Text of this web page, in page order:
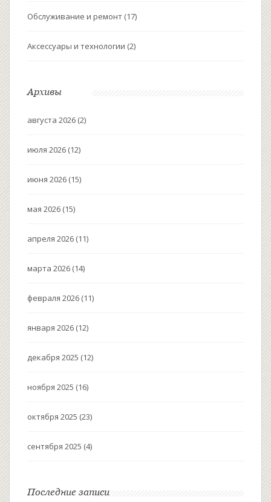
Обслуживание и ремонт (17)
Аксессуары и технологии (2)
Архивы
августа 2026 (2)
июля 2026 (12)
июня 2026 (15)
мая 2026 (15)
апреля 2026 (11)
марта 2026 (14)
февраля 2026 (11)
января 2026 (12)
декабря 2025 (12)
ноября 2025 (16)
октября 2025 (23)
сентября 2025 (4)
Последние записи